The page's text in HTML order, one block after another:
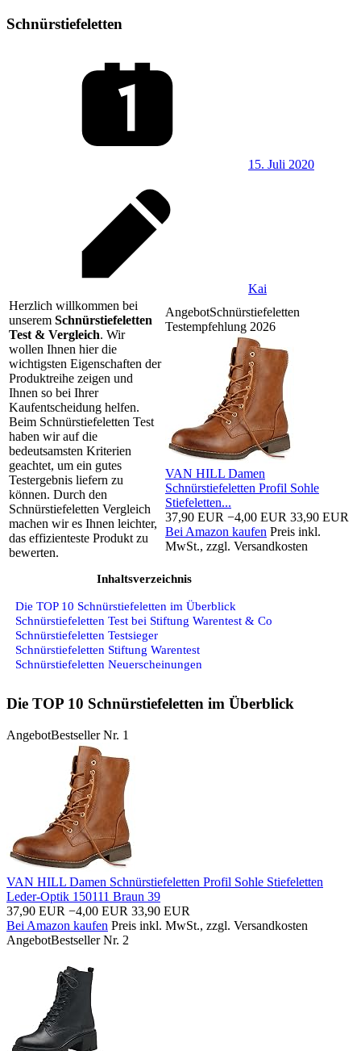
Schnürstiefeletten
15. Juli 2020
Kai
Herzlich willkommen bei
unserem Schnürstiefeletten
Test & Vergleich. Wir
wollen Ihnen hier die
wichtigsten Eigenschaften der
Produktreihe zeigen und
Ihnen so bei Ihrer
Kaufentscheidung helfen.
Beim Schnürstiefeletten Test
haben wir auf die
bedeutsamsten Kriterien
geachtet, um ein gutes
Testergebnis liefern zu
können. Durch den
Schnürstiefeletten Vergleich
machen wir es Ihnen leichter,
das effizienteste Produkt zu
bewerten.
AngebotSchnürstiefeletten
Testempfehlung 2026
VAN HILL Damen
Schnürstiefeletten Profil Sohle
Stiefeletten...
37,90 EUR −4,00 EUR 33,90 EUR
Bei Amazon kaufen Preis inkl.
MwSt., zzgl. Versandkosten
Inhaltsverzeichnis
Die TOP 10 Schnürstiefeletten im Überblick
Schnürstiefeletten Test bei Stiftung Warentest & Co
Schnürstiefeletten Testsieger
Schnürstiefeletten Stiftung Warentest
Schnürstiefeletten Neuerscheinungen
Die TOP 10 Schnürstiefeletten im Überblick
AngebotBestseller Nr. 1
VAN HILL Damen Schnürstiefeletten Profil Sohle Stiefeletten
Leder-Optik 150111 Braun 39
37,90 EUR −4,00 EUR 33,90 EUR
Bei Amazon kaufen Preis inkl. MwSt., zzgl. Versandkosten
AngebotBestseller Nr. 2